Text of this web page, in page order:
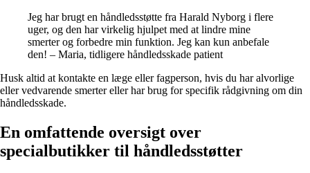
Jeg har brugt en håndledsstøtte fra Harald Nyborg i flere
uger, og den har virkelig hjulpet med at lindre mine
smerter og forbedre min funktion. Jeg kan kun anbefale
den! – Maria, tidligere håndledsskade patient
Husk altid at kontakte en læge eller fagperson, hvis du har alvorlige
eller vedvarende smerter eller har brug for specifik rådgivning om din
håndledsskade.
En omfattende oversigt over
specialbutikker til håndledsstøtter